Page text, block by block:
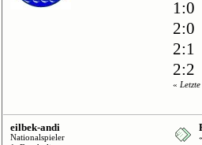
1:0
2:0
2:1
2:2
«
eilbek-andi
Nationalspieler